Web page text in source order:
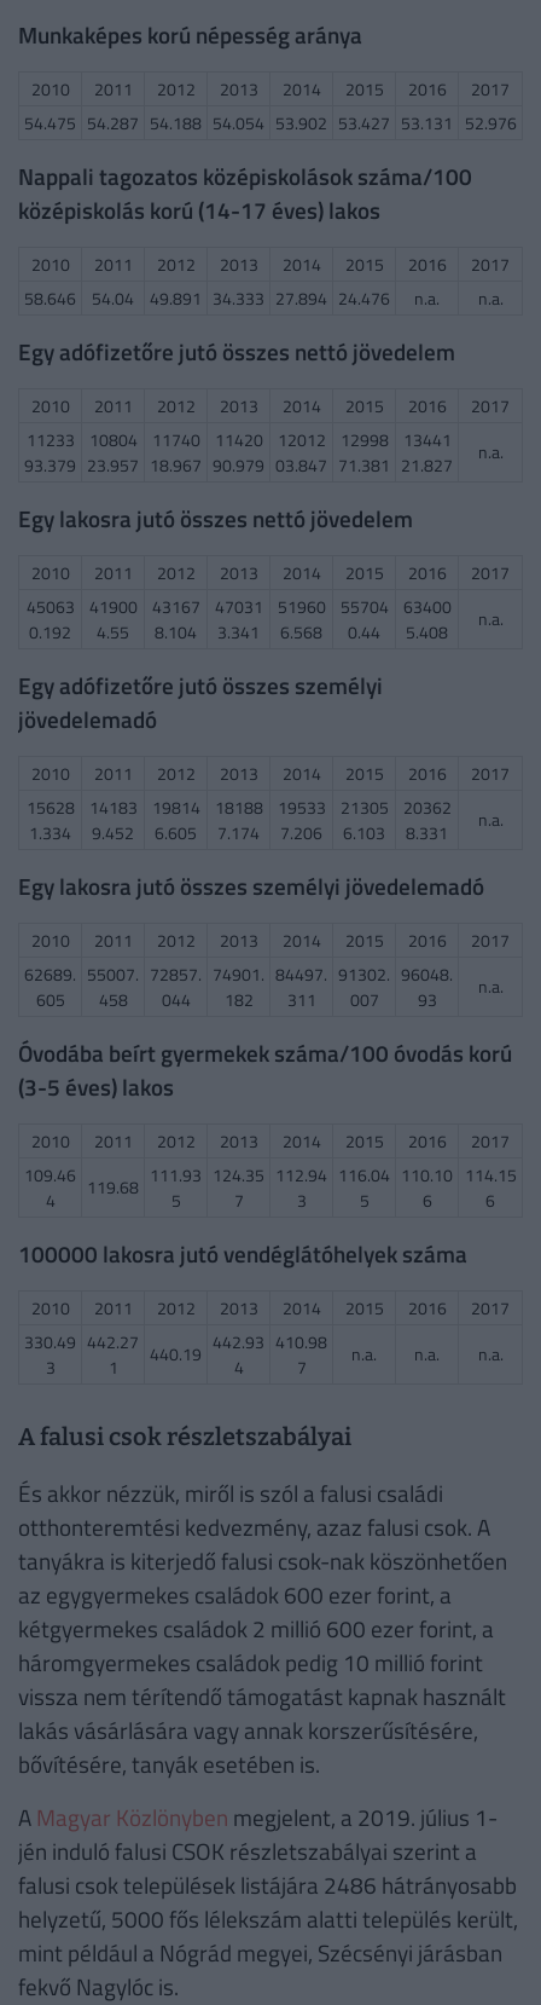
Munkaképes korú népesség aránya
2010 2011 2012 2013 2014 2015 2016
2017
54.475 54.287 54.188 54.054 53.902 53.427 53.131 52.976
Nappali tagozatos középiskolások száma/100
középiskolás korú (14-17 éves) lakos
2010 2011 2012 2013 2014 2015 2016
2017
58.646
54.04 49.891 34.333 27.894 24.476 n.a. n.a.
Egy adófizetőre jutó összes nettó jövedelem
2010 2011 2012 2013 2014 2015 2016
2017
11233
93.379
10804
23.957
11740
18.967
11420
90.979
12012
03.847
12998
71.381
13441
21.827
n.a.
Egy lakosra jutó összes nettó jövedelem
2010 2011 2012 2013 2014 2015 2016
2017
45063
0.192
41900
4.55
43167
8.104
47031
3.341
51960
6.568
55704
0.44
63400
5.408
n.a.
Egy adófizetőre jutó összes személyi
jövedelemadó
2010 2011 2012 2013 2014 2015 2016
2017
15628
1.334
14183
9.452
19814
6.605
18188
7.174
19533
7.206
21305
6.103
20362
8.331
n.a.
Egy lakosra jutó összes személyi jövedelemadó
2010 2011 2012 2013 2014 2015 2016
2017
62689.
605
55007.
458
72857.
044
74901.
182
84497.
311
91302.
007
96048.
93
n.a.
Óvodába beírt gyermekek száma/100 óvodás korú
(3-5 éves) lakos
2010 2011 2012 2013 2014 2015 2016
2017
109.46
4
119.68 111.93
5
124.35
7
112.94
3
116.04
5
110.10
6
114.15
6
100000 lakosra jutó vendéglátóhelyek száma
2010 2011 2012 2013 2014 2015 2016
2017
330.49
3
442.27
1
440.19 442.93
4
410.98
7
n.a. n.a. n.a.
A falusi csok részletszabályai
És akkor nézzük, miről is szól a falusi családi
otthonteremtési kedvezmény, azaz falusi csok. A
tanyákra is kiterjedő falusi csok-nak köszönhetően
az egygyermekes családok 600 ezer forint, a
kétgyermekes családok 2 millió 600 ezer forint, a
háromgyermekes családok pedig 10 millió forint
vissza nem térítendő támogatást kapnak használt
lakás vásárlására vagy annak korszerűsítésére,
bővítésére, tanyák esetében is.
A Magyar Közlönyben megjelent, a 2019. július 1-
jén induló falusi CSOK részletszabályai szerint a
falusi csok települések listájára 2486 hátrányosabb
helyzetű, 5000 fős lélekszám alatti település került,
mint például a Nógrád megyei, Szécsényi járásban
fekvő Nagylóc is.